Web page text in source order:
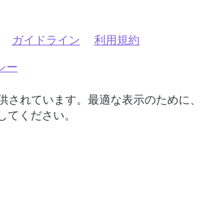
ガイドライン 利用規約
ー
されています。最適な表示のために、
てください。